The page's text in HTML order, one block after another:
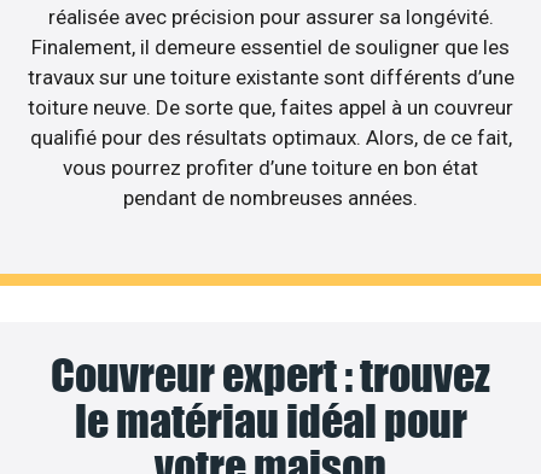
réalisée avec précision pour assurer sa longévité.
Finalement, il demeure essentiel de souligner que les
travaux sur une toiture existante sont différents d’une
toiture neuve. De sorte que, faites appel à un couvreur
qualifié pour des résultats optimaux. Alors, de ce fait,
vous pourrez profiter d’une toiture en bon état
pendant de nombreuses années.
Couvreur expert : trouvez
le matériau idéal pour